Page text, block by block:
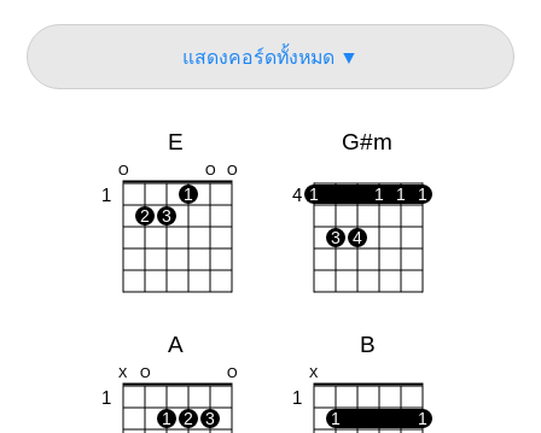
แสดงคอร์ดทั้งหมด ▼
E
O O O
1
1
2
3
G#m
4 1 1 1 1
3 4
A
X O O
1
1 2 3
B
X
1
1 1